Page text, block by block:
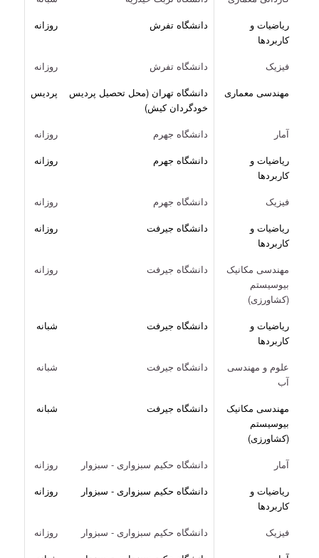
ریاضیات و
کاربردها
دانشگاه تفرش روزانه
فیزیک دانشگاه تفرش
روزانه
مهندسی معماری
دانشگاه تهران (محل تحصیل پردیس
خودگردان کیش)
پردیس
آمار دانشگاه جهرم
روزانه
ریاضیات و
کاربردها
دانشگاه جهرم روزانه
فیزیک دانشگاه جهرم
روزانه
ریاضیات و
کاربردها
دانشگاه جیرفت روزانه
مهندسی مکانیک
بیوسیستم
(کشاورزی)
دانشگاه جیرفت روزانه
ریاضیات و
کاربردها
دانشگاه جیرفت شبانه
علوم و مهندسی
آب
دانشگاه جیرفت شبانه
مهندسی مکانیک
بیوسیستم
(کشاورزی)
دانشگاه جیرفت شبانه
آمار دانشگاه حکیم سبزواری - سبزوار
روزانه
ریاضیات و
کاربردها
دانشگاه حکیم سبزواری - سبزوار روزانه
فیزیک دانشگاه حکیم سبزواری - سبزوار
روزانه